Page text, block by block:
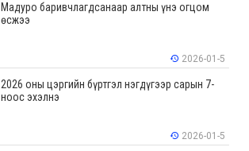
Мадуро баривчлагдсанаар алтны үнэ огцом
өсжээ
2026-01-5
2026 оны цэргийн бүртгэл нэгдүгээр сарын 7-
ноос эхэлнэ
2026-01-5